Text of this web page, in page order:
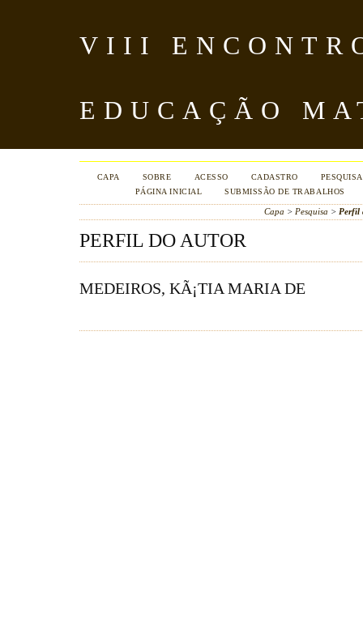
VIII
EDUCAÇÃO
CAPA SOBRE ACESSO CADASTRO
PESQUISA
PÁGINA INICIAL
SUBMISSÃO DE TRABALHOS
Capa > Pesquisa > Perfil
PERFIL DO AUTOR
MEDEIROS, KÃ¡TIA MARIA DE